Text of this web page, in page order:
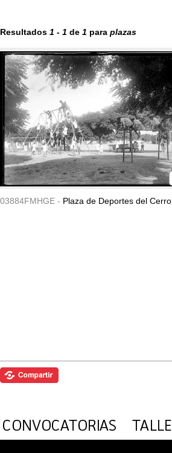
Resultados 1 - 1 de 1 para plazas
03884FMHGE - Plaza de Deportes del Cerro.